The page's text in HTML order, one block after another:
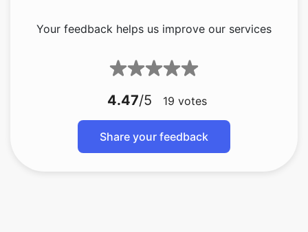
Your feedback helps us improve our services
4.47/5 19 votes
Share your feedback